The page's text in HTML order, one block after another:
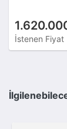
İstenen Fiyat